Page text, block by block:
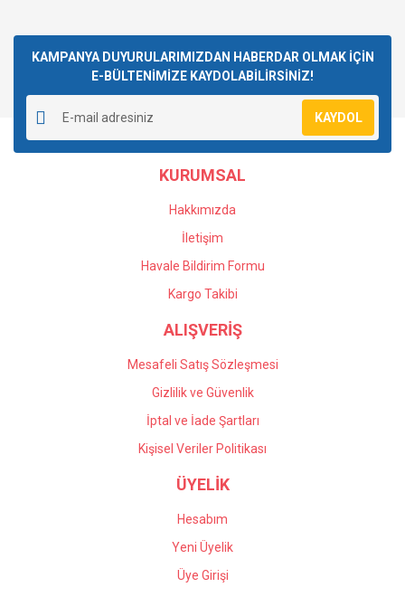
KAMPANYA DUYURULARIMIZDAN HABERDAR OLMAK İÇİN
E-BÜLTENİMİZE KAYDOLABİLİRSİNİZ!
KAYDOL
KURUMSAL
Hakkımızda
İletişim
Havale Bildirim Formu
Kargo Takibi
ALIŞVERİŞ
Mesafeli Satış Sözleşmesi
Gizlilik ve Güvenlik
İptal ve İade Şartları
Kişisel Veriler Politikası
ÜYELİK
Hesabım
Yeni Üyelik
Üye Girişi